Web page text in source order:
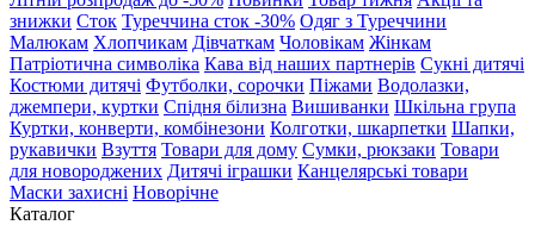
знижки Сток Туреччина сток -30% Одяг з Туреччини
Малюкам Хлопчикам Дівчаткам Чоловікам Жінкам
Патріотична символіка Кава від наших партнерів Сукні дитячі
Костюми дитячі Футболки, сорочки Піжами Водолазки,
джемпери, куртки Спідня білизна Вишиванки Шкільна група
Куртки, конверти, комбінезони Колготки, шкарпетки Шапки,
рукавички Взуття Товари для дому Сумки, рюкзаки Товари
для новороджених Дитячі іграшки Канцелярські товари
Маски захисні Новорічне
Каталог